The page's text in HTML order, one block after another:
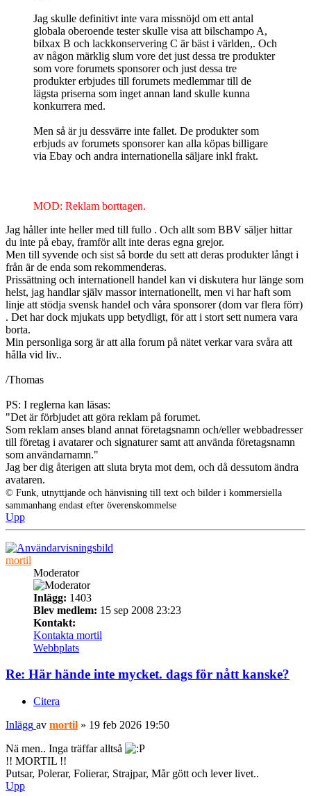
Jag skulle definitivt inte vara missnöjd om ett antal
globala oberoende tester skulle visa att bilschampo A,
bilxax B och lackkonservering C är bäst i världen,. Och
av någon märklig slum vore det just dessa tre produkter
som vore forumets sponsorer och just dessa tre
produkter erbjudes till forumets medlemmar till de
lägsta priserna som inget annan land skulle kunna
konkurrera med.
Men så är ju dessvärre inte fallet. De produkter som
erbjuds av forumets sponsorer kan alla köpas billigare
via Ebay och andra internationella säljare inkl frakt.
MOD: Reklam borttagen.
Jag håller inte heller med till fullo . Och allt som BBV säljer hittar
du inte på ebay, framför allt inte deras egna grejor.
Men till syvende och sist så borde du sett att deras produkter långt i
från är de enda som rekommenderas.
Prissättning och internationell handel kan vi diskutera hur länge som
helst, jag handlar själv massor internationellt, men vi har haft som
linje att stödja svensk handel och våra sponsorer (dom var flera förr)
. Det har dock mjukats upp betydligt, för att i stort sett numera vara
borta.
Min personliga sorg är att alla forum på nätet verkar vara svåra att
hålla vid liv..
/Thomas
PS: I reglerna kan läsas:
"Det är förbjudet att göra reklam på forumet.
Som reklam anses bland annat företagsnamn och/eller webbadresser
till företag i avatarer och signaturer samt att använda företagsnamn
som användarnamn."
Jag ber dig återigen att sluta bryta mot dem, och då dessutom ändra
avataren.
© Funk, utnyttjande och hänvisning till text och bilder i kommersiella
sammanhang endast efter överenskommelse
Upp
mortil
Moderator
Inlägg: 1403
Blev medlem: 15 sep 2008 23:23
Kontakt:
Kontakta mortil
Webbplats
Re: Här hände inte mycket. dags för nått kanske?
Citera
Inlägg av mortil » 19 feb 2026 19:50
Nä men.. Inga träffar alltså
!! MORTIL !!
Putsar, Polerar, Folierar, Strajpar, Mår gött och lever livet..
Upp